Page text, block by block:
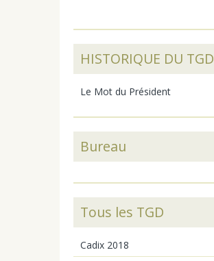
HISTORIQUE DU TGD
Le Mot du Président
Bureau
Tous les TGD
Cadix 2018